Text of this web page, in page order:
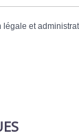
légale et